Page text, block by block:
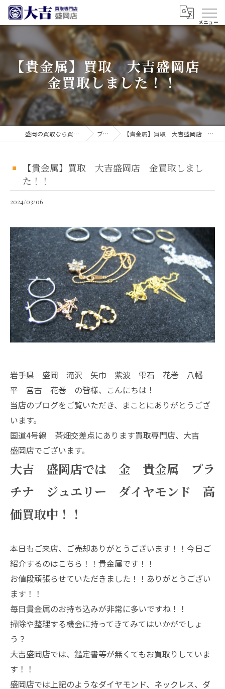
【貴金属】買取 大吉盛岡店
金買取しました！！
盛岡の買取なら買取大吉 盛岡店 ブログ 【貴金属】買取 大吉盛岡店 金買取しました！！
【貴金属】買取 大吉盛岡店 金買取しまし
た！！
2024/03/06
岩手県 盛岡 滝沢 矢巾 紫波 雫石 花巻 八幡
平 宮古 花巻 の皆様、こんにちは！
当店のブログをご覧いただき、まことにありがとうござ
います。
国道4号線 茶畑交差点にあります買取専門店、大吉
盛岡店でございます。
大吉 盛岡店では 金 貴金属 プラ
チナ ジュエリー ダイヤモンド 高
価買取中！！
本日もご来店、ご売却ありがとうございます！！今日ご
紹介するのはこちら！！貴金属です！！
お値段頑張らせていただきました！！ありがとうござい
ます！！
毎日貴金属のお持ち込みが非常に多いですね！！
掃除や整理する機会に持ってきてみてはいかがでしょ
う？
大吉盛岡店では、鑑定書等が無くてもお買取りしていま
す！！
盛岡店では上記のようなダイヤモンド、ネックレス、ダ